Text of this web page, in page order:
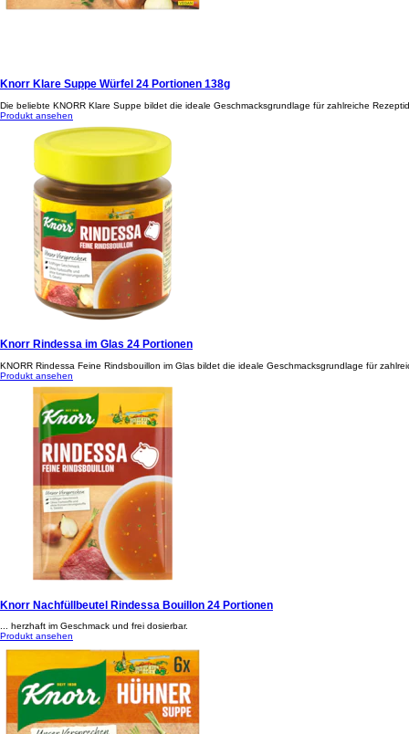
Knorr Klare Suppe Würfel 24 Portionen 138g
Die beliebte KNORR Klare Suppe bildet die ideale Geschmacksgrundlage für zahlreiche
Produkt ansehen
Knorr Rindessa im Glas 24 Portionen
KNORR Rindessa Feine Rindsbouillon im Glas bildet die ideale Geschmacksgrundlage für
Produkt ansehen
Knorr Nachfüllbeutel Rindessa Bouillon 24 Portionen
... herzhaft im Geschmack und frei dosierbar.
Produkt ansehen